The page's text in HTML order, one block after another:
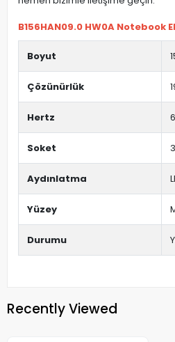
B156HAN09.0 HW0A Notebook
Boyut
Çözünürlük
Hertz
Soket
Aydınlatma
Yüzey
Durumu
Recently Viewed